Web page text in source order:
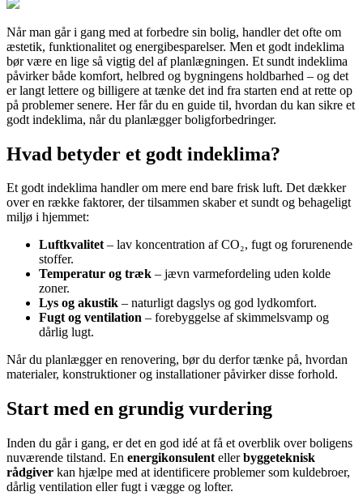
Når man går i gang med at forbedre sin bolig, handler det ofte om
æstetik, funktionalitet og energibesparelser. Men et godt indeklima
bør være en lige så vigtig del af planlægningen. Et sundt indeklima
påvirker både komfort, helbred og bygningens holdbarhed – og det
er langt lettere og billigere at tænke det ind fra starten end at rette op
på problemer senere. Her får du en guide til, hvordan du kan sikre et
godt indeklima, når du planlægger boligforbedringer.
Hvad betyder et godt indeklima?
Et godt indeklima handler om mere end bare frisk luft. Det dækker
over en række faktorer, der tilsammen skaber et sundt og behageligt
miljø i hjemmet:
Luftkvalitet– lav koncentration af CO₂, fugt og forurenende
stoffer.
Temperatur og træk – jævn varmefordeling uden kolde
zoner.
Lys og akustik – naturligt dagslys og god lydkomfort.
Fugt og ventilation – forebyggelse af skimmelsvamp og
dårlig lugt.
Når du planlægger en renovering, bør du derfor tænke på, hvordan
materialer, konstruktioner og installationer påvirker disse forhold.
Start med en grundig vurdering
Inden du går i gang, er det en god idé at få et overblik over boligens
nuværende tilstand. En energikonsulent ellerbyggeteknisk
rådgiver kan hjælpe med at identificere problemer som kuldebroer,
dårlig ventilation eller fugt i vægge og lofter.